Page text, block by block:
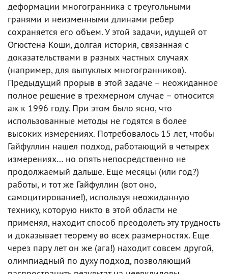
деформации многогранника с треугольными
гранями и неизменными длинами ребер
сохраняется его объем. У этой задачи, идущей от
Огюстена Коши, долгая история, связанная с
доказательствами в разных частных случаях
(например, для выпуклых многогранников).
Предыдущий прорыв в этой задаче – неожиданное
полное решение в трехмерном случае – относится
аж к 1996 году. При этом было ясно, что
использованные методы не годятся в более
высоких измерениях. Потребовалось 15 лет, чтобы
Гайфуллин нашел подход, работающий в четырех
измерениях… но опять непосредственно не
продолжаемый дальше. Еще месяцы (или год?)
работы, и тот же Гайфуллин (вот оно,
самоцитирование!), используя неожиданную
технику, которую никто в этой области не
применял, находит способ преодолеть эту трудность
и доказывает теорему во всех размерностях. Еще
через пару лет он же (ага!) находит совсем другой,
олимпиадный по духу подход, позволяющий